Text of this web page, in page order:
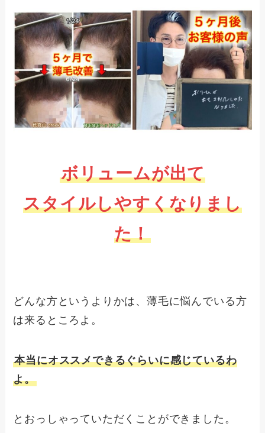
ボリュームが出て
スタイルしやすくなりまし
た！
どんな方というよりかは、薄毛に悩んでいる方
は来るところよ。
本当にオススメできるぐらいに感じているわ
よ。
とおっしゃっていただくことができました。